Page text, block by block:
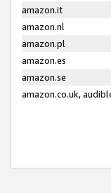
amazon.it
amazon.nl
amazon.pl
amazon.es
amazon.se
amazon.co.uk,